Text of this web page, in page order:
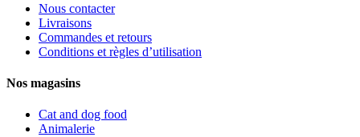
Nous contacter
Livraisons
Commandes et retours
Conditions et règles d’utilisation
Nos magasins
Cat and dog food
Animalerie